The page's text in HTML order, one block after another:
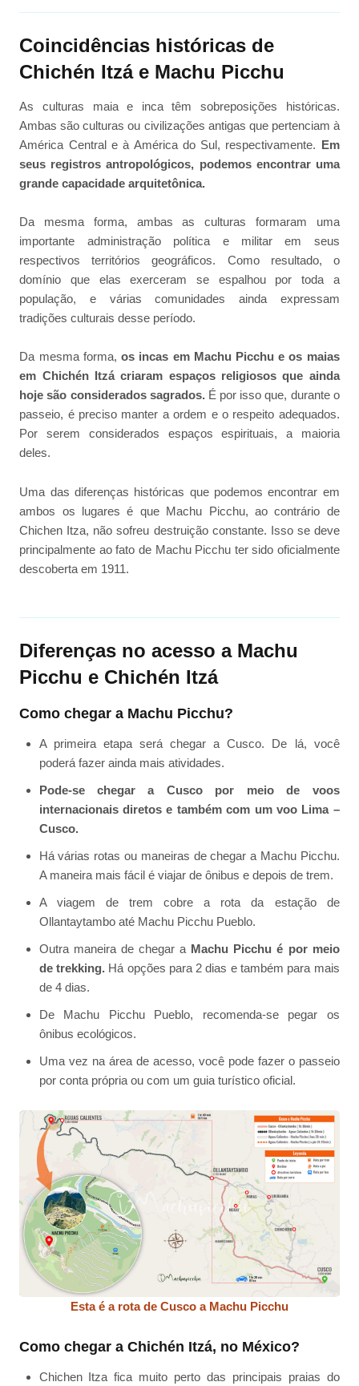
Coincidências históricas de
Chichén Itzá e Machu Picchu
As culturas maia e inca têm sobreposições históricas.
Ambas são culturas ou civilizações antigas que pertenciam à
América Central e à América do Sul, respectivamente. Em
seus registros antropológicos, podemos encontrar uma
grande capacidade arquitetônica.
Da mesma forma, ambas as culturas formaram uma
importante administração política e militar em seus
respectivos territórios geográficos. Como resultado, o
domínio que elas exerceram se espalhou por toda a
população, e várias comunidades ainda expressam
tradições culturais desse período.
Da mesma forma,os incas em Machu Picchu e os maias
em Chichén Itzá criaram espaços religiosos que ainda
hoje são considerados sagrados.É por isso que, durante o
passeio, é preciso manter a ordem e o respeito adequados.
Por serem considerados espaços espirituais, a maioria
deles.
Uma das diferenças históricas que podemos encontrar em
ambos os lugares é que Machu Picchu, ao contrário de
Chichen Itza, não sofreu destruição constante. Isso se deve
principalmente ao fato de Machu Picchu ter sido oficialmente
descoberta em 1911.
Diferenças no acesso a Machu
Picchu e Chichén Itzá
Como chegar a Machu Picchu?
A primeira etapa será chegar a Cusco. De lá, você
poderá fazer ainda mais atividades.
Pode-se chegar a Cusco por meio de voos
internacionais diretos e também com um voo Lima –
Cusco.
Há várias rotas ou maneiras de chegar a Machu Picchu.
A maneira mais fácil é viajar de ônibus e depois de trem.
A viagem de trem cobre a rota da estação de
Ollantaytambo até Machu Picchu Pueblo.
Outra maneira de chegar a Machu Picchu é por meio
de trekking.Há opções para 2 dias e também para mais
de 4 dias.
De Machu Picchu Pueblo, recomenda-se pegar os
ônibus ecológicos.
Uma vez na área de acesso, você pode fazer o passeio
por conta própria ou com um guia turístico oficial.
Esta é a rota de Cusco a Machu Picchu
Como chegar a Chichén Itzá, no México?
Chichen Itza fica muito perto das principais praias do